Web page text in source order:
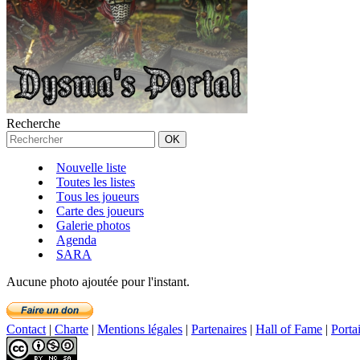
Recherche
Nouvelle liste
Toutes les listes
Tous les joueurs
Carte des joueurs
Galerie photos
Agenda
SARA
Aucune photo ajoutée pour l'instant.
Contact | Charte | Mentions légales | Partenaires | Hall of Fame |